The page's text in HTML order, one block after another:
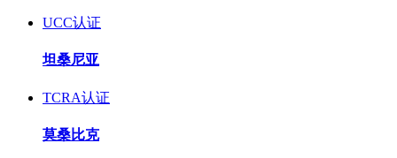
UCC认证
坦桑尼亚
TCRA认证
莫桑比克